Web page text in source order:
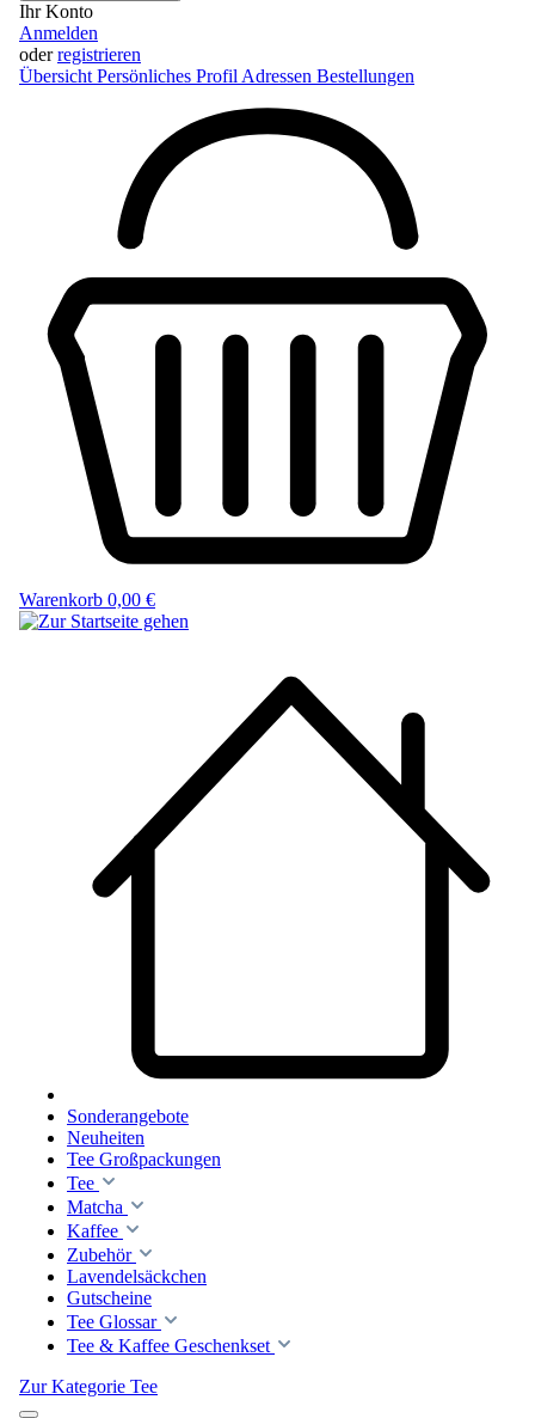
Ihr Konto
Anmelden
oderregistrieren
Übersicht Persönliches Profil Adressen Bestellungen
Warenkorb 0,00 €
Sonderangebote
Neuheiten
Tee Großpackungen
Tee
Matcha
Kaffee
Zubehör
Lavendelsäckchen
Gutscheine
Tee Glossar
Tee & Kaffee Geschenkset
Zur Kategorie Tee